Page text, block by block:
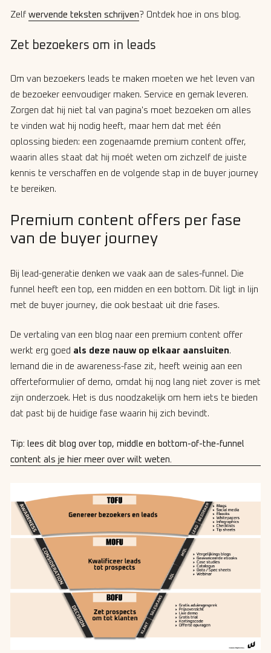
Zelf wervende teksten schrijven ? Ontdek hoe in ons blog.
Zet bezoekers om in leads
Om van bezoekers leads te maken moeten we het leven van
de bezoeker eenvoudiger maken. Service en gemak leveren.
Zorgen dat hij niet tal van pagina's moet bezoeken om alles
te vinden wat hij nodig heeft, maar hem dat met één
oplossing bieden: een zogenaamde premium content offer,
waarin alles staat dat hij moét weten om zichzelf de juiste
kennis te verschaffen en de volgende stap in de buyer journey
te bereiken.
Premium content offers per fase
van de buyer journey
Bij lead-generatie denken we vaak aan de sales-funnel. Die
funnel heeft een top, een midden en een bottom. Dit ligt in lijn
met de buyer journey, die ook bestaat uit drie fases.
De vertaling van een blog naar een premium content offer
werkt erg goed als deze nauw op elkaar aansluiten.
Iemand die in de awareness-fase zit, heeft weinig aan een
offerteformulier of demo, omdat hij nog lang niet zover is met
zijn onderzoek. Het is dus noodzakelijk om hem iets te bieden
dat past bij de huidige fase waarin hij zich bevindt.
Tip: lees dit blog over top, middle en bottom-of-the-funnel
content als je hier meer over wilt weten.